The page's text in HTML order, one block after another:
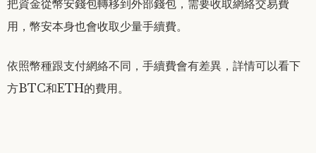
把資金從幣安錢包轉移到外部錢包，需要收取網絡交易費
用，幣安本身也會收取少量手續費。
依照幣種跟支付網絡不同，手續費會有差異，詳情可以看下
方BTC和ETH的費用。